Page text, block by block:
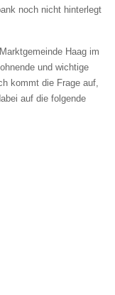
noch nicht hinterlegt
Haag im
und wichtige
kommt die Frage auf,
auf die folgende